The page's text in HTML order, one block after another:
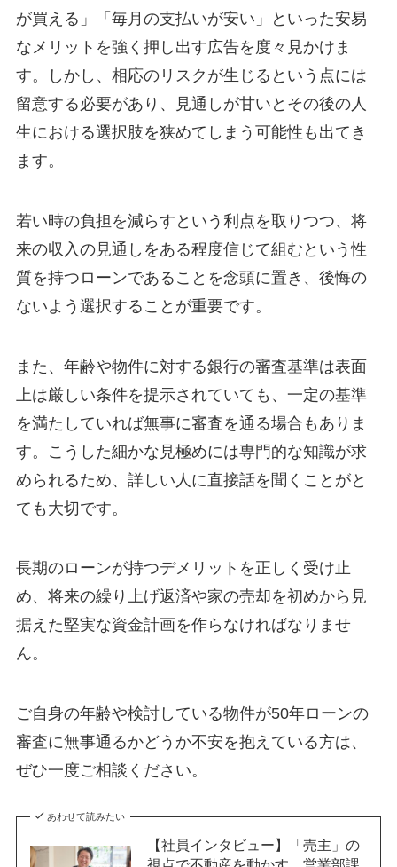
が買える」「毎月の支払いが安い」といった安易
なメリットを強く押し出す広告を度々見かけま
す。しかし、相応のリスクが生じるという点には
留意する必要があり、見通しが甘いとその後の人
生における選択肢を狭めてしまう可能性も出てき
ます。
若い時の負担を減らすという利点を取りつつ、将
来の収入の見通しをある程度信じて組むという性
質を持つローンであることを念頭に置き、後悔の
ないよう選択することが重要です。
また、年齢や物件に対する銀行の審査基準は表面
上は厳しい条件を提示されていても、一定の基準
を満たしていれば無事に審査を通る場合もありま
す。こうした細かな見極めには専門的な知識が求
められるため、詳しい人に直接話を聞くことがと
ても大切です。
長期のローンが持つデメリットを正しく受け止
め、将来の繰り上げ返済や家の売却を初めから見
据えた堅実な資金計画を作らなければなりませ
ん。
ご自身の年齢や検討している物件が50年ローンの
審査に無事通るかどうか不安を抱えている方は、
ぜひ一度ご相談ください。
あわせて読みたい
【社員インタビュー】「売主」の